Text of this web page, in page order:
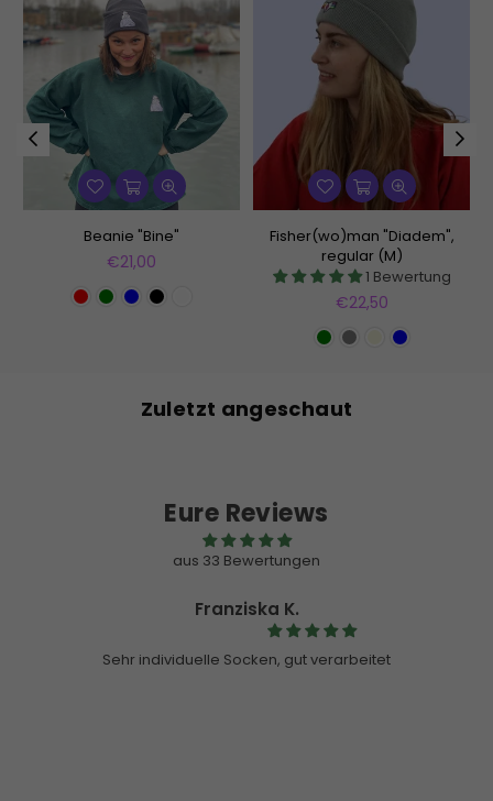
Beanie "Bine"
Normaler
€21,00
Fisher(wo)man "Diadem",
regular (M)
1 Bewertung
Normaler
€22,50
Zuletzt angeschaut
Eure Reviews
aus 33 Bewertungen
Pullover